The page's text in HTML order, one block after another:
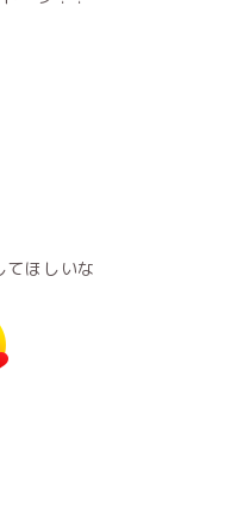
てほしいな